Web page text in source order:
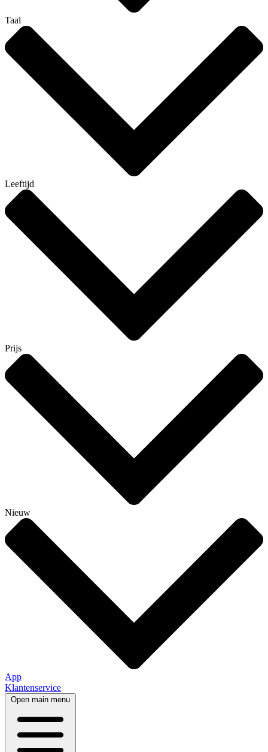
Taal
Leeftijd
Prijs
Nieuw
App
Klantenservice
Open main menu